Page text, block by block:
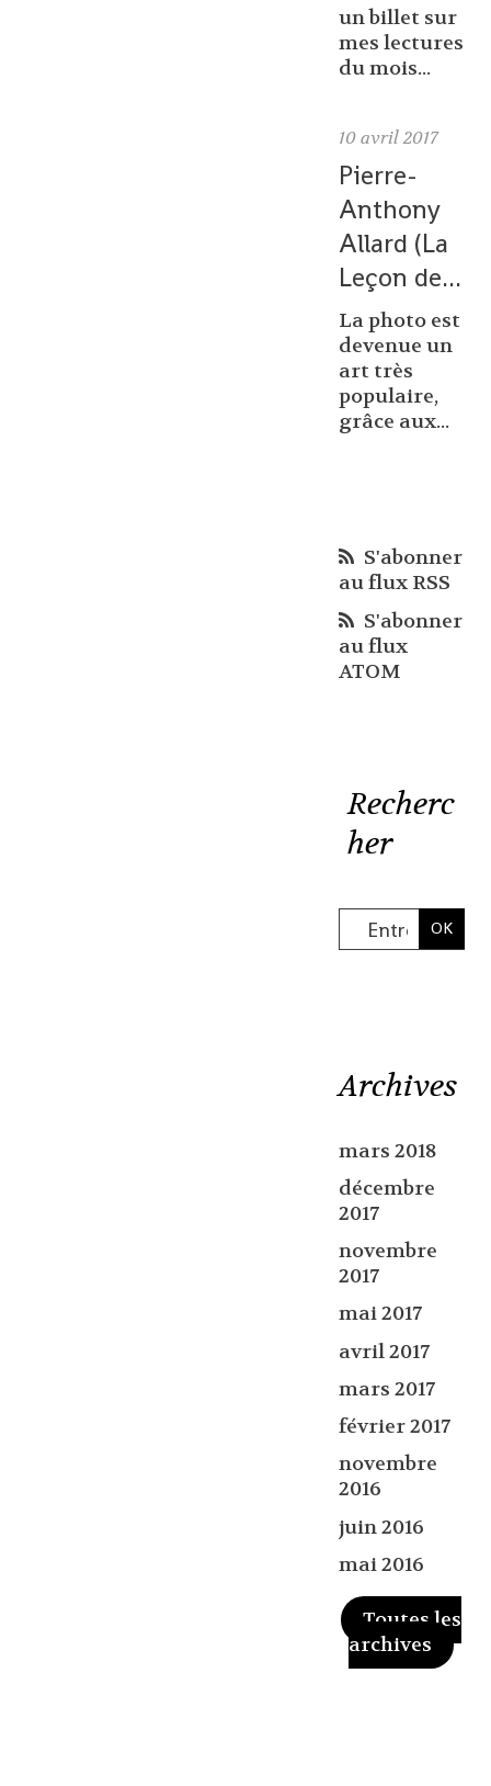
un billet sur
mes lectures
du mois...
10 avril 2017
Pierre-
Anthony
Allard (La
Leçon de...
La photo est
devenue un
art très
populaire,
grâce aux...
S'abonner
au flux RSS
S'abonner
au flux
ATOM
Recherc
her
Archives
mars 2018
décembre
2017
novembre
2017
mai 2017
avril 2017
mars 2017
février 2017
novembre
2016
juin 2016
mai 2016
Toutes les
archives